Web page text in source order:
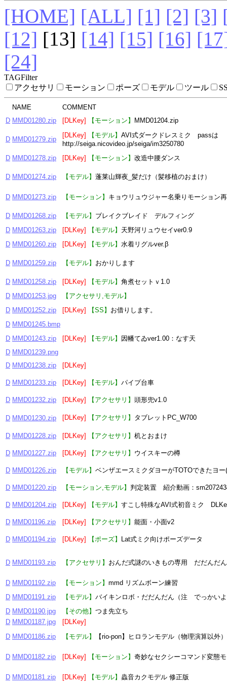
[HOME] [ALL] [1] [2] [3]
[12] [13] [14] [15] [16]
[24]
TAGFilter
アクセサリ
モーション ポーズ モデル ツール
NAME
COMMENT
D MMD01280.zip [DLKey] 【モーション】 MMD01204.zip
D MMD01279.zip
[DLKey] 【モデル】 AVI式ダークドレスミク passは
http://seiga.nicovideo.jp/seiga/im3250780
D MMD01278.zip [DLKey] 【モーション】 改造中腰ダンス
D MMD01274.zip 【モデル】 蓬莱山輝夜_髪だけ（髪移植のおまけ）
D MMD01273.zip 【モーション】 キョウリュウジャー名乗りモーション
D MMD01268.zip 【モデル】 ブレイクブレイド デルフィング
D MMD01263.zip [DLKey] 【モデル】 天野河リュウセイver0.9
D MMD01260.zip [DLKey] 【モデル】 水着リグルver.β
D MMD01259.zip 【モデル】 おかりします
D MMD01258.zip [DLKey] 【モデル】 角煮セットｖ1.0
D MMD01253.jpg
【アクセサリ,モデル】
D MMD01252.zip [DLKey] 【SS】 お借りします。
D MMD01245.bmp
D MMD01243.zip [DLKey] 【モデル】
因幡てゐver1.00：なす天
D MMD01239.png
D MMD01238.zip [DLKey]
D MMD01233.zip [DLKey] 【モデル】 パイプ台車
D MMD01232.zip [DLKey] 【アクセサリ】 頭形兜v1.0
D MMD01230.zip [DLKey] 【アクセサリ】 タブレットPC_W700
D MMD01228.zip [DLKey] 【アクセサリ】 机とおまけ
D MMD01227.zip [DLKey] 【アクセサリ】 ウイスキーの樽
D MMD01226.zip 【モデル】 ベンザエースミクダヨーがTOTOできたヨー
D MMD01220.zip 【モーション,モデル】 判定装置 紹介動画：
D MMD01204.zip [DLKey] 【モデル】 すこし特殊なAVI式初音ミク
D MMD01196.zip [DLKey] 【アクセサリ】 能面・小面v2
D MMD01194.zip [DLKey] 【ポーズ】 Lat式ミク向けポーズデータ
D MMD01193.zip 【アクセサリ】 おんだ式謎のいきもの専用 だだんだ
D MMD01192.zip 【モーション】 mmd リズムボーン練習
D MMD01191.zip 【モデル】 バイキンロボ・だだんだん（注 でっかい
D MMD01190.jpg 【その他】 つま先立ち
D MMD01187.jpg
[DLKey]
D MMD01186.zip 【モデル】 【rio-pon】ヒロランモデル（物理演算以外
D MMD01182.zip [DLKey] 【モーション】 奇妙なセクシーコマンド変態
D MMD01181.zip [DLKey] 【モデル】 蟲音カクモデル 修正版